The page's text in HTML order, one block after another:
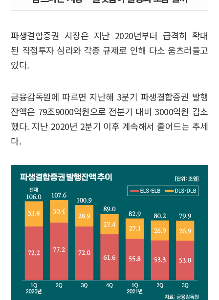
파생결합증권 시장은 지난 2020년부터 급격히 확대
된 직접투자 심리와 각종 규제로 인해 다소 움츠러들고
있다.
금융감독원에 따르면 지난해 3분기 파생결합증권 발행
잔액은 79조9000억원으로 전분기 대비 3000억원 감소
했다. 지난 2020년 2분기 이후 계속해서 줄어드는 추세
다.